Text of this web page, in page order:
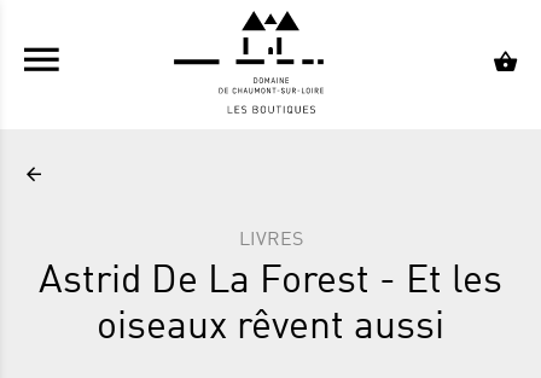
ALLER AU CONTENU PRINCIPAL
LIVRES
Astrid De La Forest - Et les
oiseaux rêvent aussi